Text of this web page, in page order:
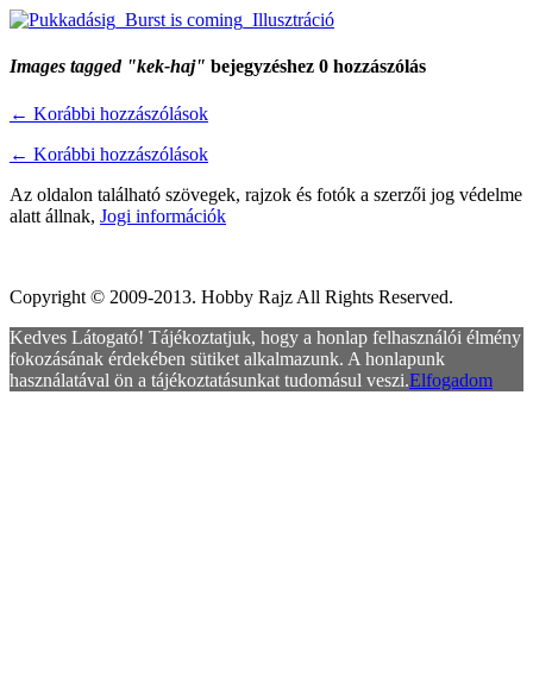
Images tagged "kek-haj" bejegyzéshez 0 hozzászólás
← Korábbi hozzászólások
← Korábbi hozzászólások
Az oldalon található szövegek, rajzok és fotók a szerzői jog védelme
alatt állnak, Jogi információk
Copyright © 2009-2013. Hobby Rajz All Rights Reserved.
Kedves Látogató! Tájékoztatjuk, hogy a honlap felhasználói élmény
fokozásának érdekében sütiket alkalmazunk. A honlapunk
használatával ön a tájékoztatásunkat tudomásul veszi.Elfogadom